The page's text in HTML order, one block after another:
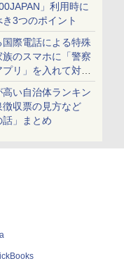
」利用時に
3つのポイント
国際電話による特殊
族のスマホに「警察
リ」を入れて対策
高い自治体ランキン
徴収票の見方など
話」まとめ